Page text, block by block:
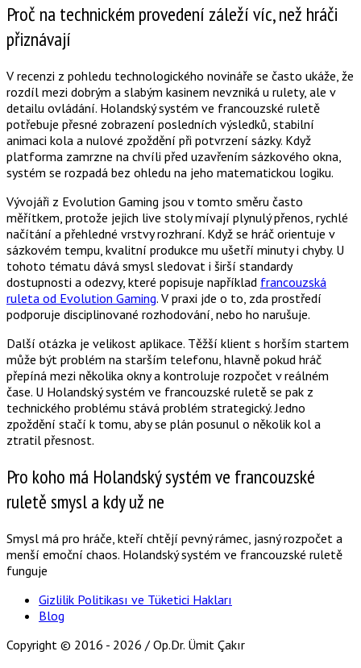
Proč na technickém provedení záleží víc, než hráči
přiznávají
V recenzi z pohledu technologického novináře se často ukáže, že
rozdíl mezi dobrým a slabým kasinem nevzniká u rulety, ale v
detailu ovládání. Holandský systém ve francouzské ruletě
potřebuje přesné zobrazení posledních výsledků, stabilní
animaci kola a nulové zpoždění při potvrzení sázky. Když
platforma zamrzne na chvíli před uzavřením sázkového okna,
systém se rozpadá bez ohledu na jeho matematickou logiku.
Vývojáři z Evolution Gaming jsou v tomto směru často
měřítkem, protože jejich live stoly mívají plynulý přenos, rychlé
načítání a přehledné vrstvy rozhraní. Když se hráč orientuje v
sázkovém tempu, kvalitní produkce mu ušetří minuty i chyby. U
tohoto tématu dává smysl sledovat i širší standardy
dostupnosti a odezvy, které popisuje například francouzská
ruleta od Evolution Gaming. V praxi jde o to, zda prostředí
podporuje disciplinované rozhodování, nebo ho narušuje.
Další otázka je velikost aplikace. Těžší klient s horším startem
může být problém na starším telefonu, hlavně pokud hráč
přepíná mezi několika okny a kontroluje rozpočet v reálném
čase. U Holandský systém ve francouzské ruletě se pak z
technického problému stává problém strategický. Jedno
zpoždění stačí k tomu, aby se plán posunul o několik kol a
ztratil přesnost.
Pro koho má Holandský systém ve francouzské
ruletě smysl a kdy už ne
Smysl má pro hráče, kteří chtějí pevný rámec, jasný rozpočet a
menší emoční chaos. Holandský systém ve francouzské ruletě
funguje
Gizlilik Politikası ve Tüketici Hakları
Blog
Copyright © 2016 - 2026 / Op.Dr. Ümit Çakır